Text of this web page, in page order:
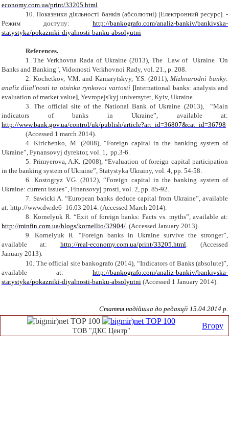
economy.com.ua/print/33205.html
10. Показники діяльності банків (абсолютні) [Електронний ресурс]. -
Режим доступу: http://bankografo.com/analiz-bankiv/bankivska-
statystyka/pokazniki-diyalnosti-banku-absolyutni
References.
1.
The Verkhovna Rada of Ukraine (2013), The Law of Ukraine "On
Banks and Banking" , Vidomosti Verkhovnoi Rady, vol. 21., p. 208.
2. Kochetkov, V.M. and Kamarytskyy, Y.S. (2011), Mizhnarodni banky:
analiz diial'nosti ta otsinka rynkovoi vartosti [International banks: analysisand
evaluation of market value] , Yevropejs'kyj universytet , Kyiv, Ukraine.
3. The official site of the National Bank of Ukraine (2013), “Main
indicators of banks in Ukraine” available at:
http://www.bank.gov.ua/control/uk/publish/article?art_id=36807&cat_id=36798
(Accessed 1 march 2014).
4. Kirichenko, M. (2008), “Foreign capital in the banking system of
Ukraine” Fynansovyj dyrektor, vol . 1, pp.3-6.
5. Primyerova, A.K. (2008),“Evaluation of foreign capital participation
in the banking system of Ukraine” Statystyka Ukrainy, vol . 4, pp. 54-58.
6. Kostogryz V.G.(2012),“Foreign capital in the banking system of
Ukraine: current issues” Finansovyj prosti, vol . 2, pp. 85-92.
7. Sawicki A.“European banks deduce capital from Ukraine” available
at: http://www.dw.de6- 16.03 2014. (Accessed March 2014).
8. Kornelyuk R.“Exit of foreign banks: Facts vs. myths” available at:
http://minfin.com.ua/blogs/kornellio/32904/ (Accessed January 2013).
9. Kornelyuk R.
“Foreign banks in Ukraine survive the stronger”
available at: http://real-economy.com.ua/print/33205.html . (Accessed
January 201 3).
10. The official site bankografo (2014), “Indicators of Banks (absolute)”
available at: http://bankografo.com/analiz-bankiv/bankivska-
statystyka/pokazniki-diyalnosti-banku-absolyutni (Accessed 1 January 2014).
Стаття надійшла до редакції 15 .04.2014 р.
Вгору
ТОВ "ДКС Центр"